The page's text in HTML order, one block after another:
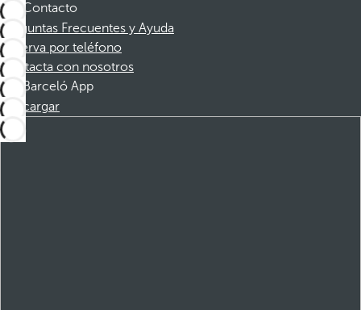
Contacto
Preguntas Frecuentes y Ayuda
Reserva por teléfono
Contacta con nosotros
Barceló App
Descargar